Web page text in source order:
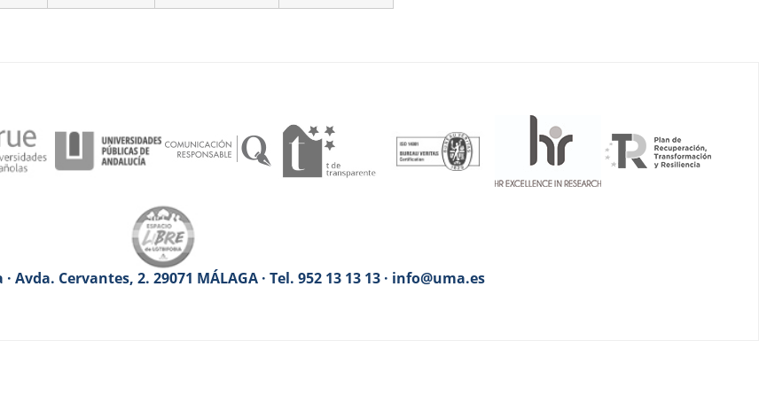
Avda. Cervantes, 2. 29071 MÁLAGA · Tel. 952 13 13 13 · info@uma.es